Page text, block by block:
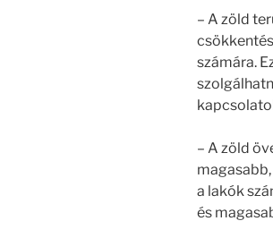
– A zöld
számára.
– A zöld
a lakók
és